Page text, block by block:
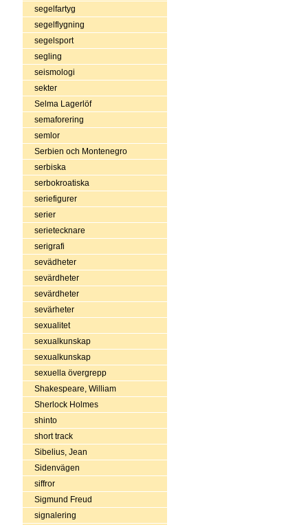
segelfartyg
segelflygning
segelsport
segling
seismologi
sekter
Selma Lagerlöf
semaforering
semlor
Serbien och Montenegro
serbiska
serbokroatiska
seriefigurer
serier
serietecknare
serigrafi
sevädheter
sevärdheter
sevärdheter
sevärheter
sexualitet
sexualkunskap
sexualkunskap
sexuella övergrepp
Shakespeare, William
Sherlock Holmes
shinto
short track
Sibelius, Jean
Sidenvägen
siffror
Sigmund Freud
signalering